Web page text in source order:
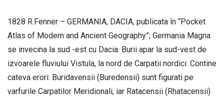
1828 R.Fenner – GERMANIA, DACIA, publicata în “Pocket
Atlas of Modern and Ancient Geography”; Germania Magna
se invecina la sud -est cu Dacia. Burii apar la sud-vest de
izvoarele fluviului Vistula, la nord de Carpatii nordici. Contine
cateva erori: Buridavensii (Buredensii) sunt figurati pe
varfurile Carpatilor Meridionali, iar Ratacensii (Rhatacensii)